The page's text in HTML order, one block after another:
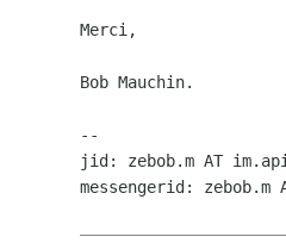
Merci,
Bob Mauchin.
--
jid: zebob.m AT
messengerid: zebob.m